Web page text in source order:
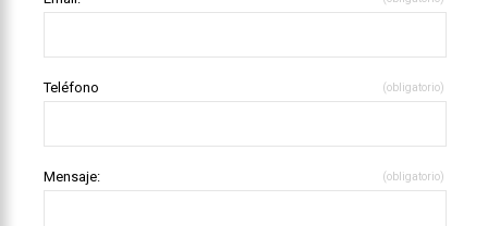
Teléfono (obligatorio)
Mensaje: (obligatorio)